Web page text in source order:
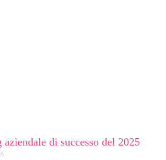
di successo del 2025